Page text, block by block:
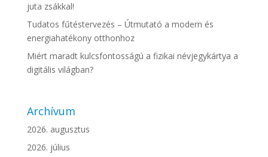
juta zsákkal!
Tudatos fűtéstervezés – Útmutató a modern és
energiahatékony otthonhoz
Miért maradt kulcsfontosságú a fizikai névjegykártya a
digitális világban?
Archívum
2026. augusztus
2026. július